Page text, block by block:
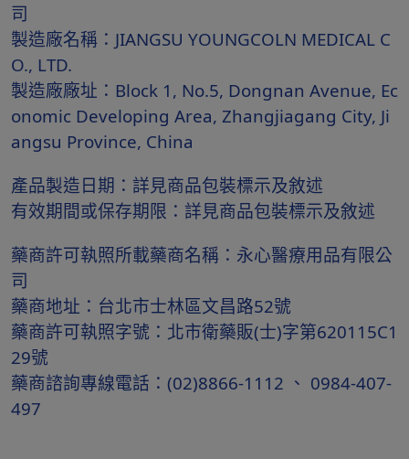
司
製造廠名稱：JIANGSU YOUNGCOLN MEDICAL C
O., LTD.
製造廠廠址：Block 1, No.5, Dongnan Avenue, Ec
onomic Developing Area, Zhangjiagang City, Ji
angsu Province, China
產品製造日期：詳見商品包裝標示及敘述
有效期間或保存期限：詳見商品包裝標示及敘述
藥商許可執照所載藥商名稱：永心醫療用品有限公
司
藥商地址：台北市士林區文昌路52號
藥商許可執照字號：北市衛藥販(士)字第620115C1
29號
藥商諮詢專線電話：(02)8866-1112 、 0984-407-
497